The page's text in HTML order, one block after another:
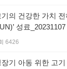
의 건강한 가치 전
성료_20231107
6426
기 아동 위한 고